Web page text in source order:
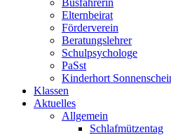
Busfahrerin
Elternbeirat
Förderverein
Beratungslehrer
Schulpsychologe
PaSst
Kinderhort
Klassen
Aktuelles
Allgemein
Schlafmützentag